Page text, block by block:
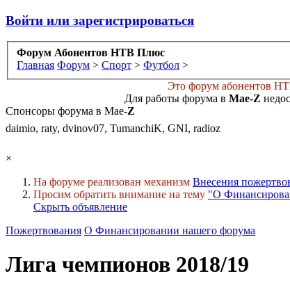
Войти или зарегистрироваться
Форум Абонентов НТВ Плюс
Главная Форум > Спорт > Футбол >
Это форум абонентов
Для работы форума в Мае-Z
Спонсоры форума в Мае-Z
daimio, raty, dvinov07, TumanchiK, GNI, radioz
×
На форуме реализован механизм Внесения
Просим обратить внимание на тему "О
Скрыть объявление
Пожертвования О Финансировании нашего форума
Лига чемпионов 2018/19